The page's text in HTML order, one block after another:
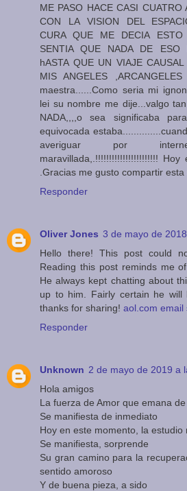
ME PASO HACE CASI CUATRO
CON LA VISION DEL
CURA QUE ME DECIA ESTO
SENTIA QUE NADA DE ESO
hASTA QUE UN VIAJE
MIS ANGELES
maestra......Como seria mi
lei su nombre me dije...valgo
NADA,,,,o sea significaba
equivocada
averiguar por
maravillada,.!!!!!!!!!!!!!!!!!!!!!!! Hoy
.Gracias me gusto compartir esta
Responder
Oliver Jones 3 de mayo de
Hello there! This post could
Reading this post reminds me
He always kept chatting about
up to him. Fairly certain he
thanks for sharing! aol.com email
Responder
Unknown 2 de mayo de 2019 a
Hola amigos
La fuerza de Amor que emana
Se manifiesta de inmediato
Hoy en este momento, la estudio
Se manifiesta, sorprende
Su gran camino para la
sentido amoroso
Y de buena pieza, a sido